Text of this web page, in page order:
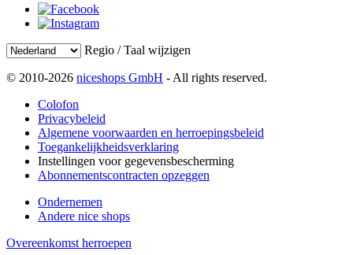
Regio / Taal wijzigen
© 2010-2026 niceshops GmbH - All rights reserved.
Colofon
Privacybeleid
Algemene voorwaarden en herroepingsbeleid
Toegankelijkheidsverklaring
Instellingen voor gegevensbescherming
Abonnementscontracten opzeggen
Ondernemen
Andere nice shops
Overeenkomst herroepen